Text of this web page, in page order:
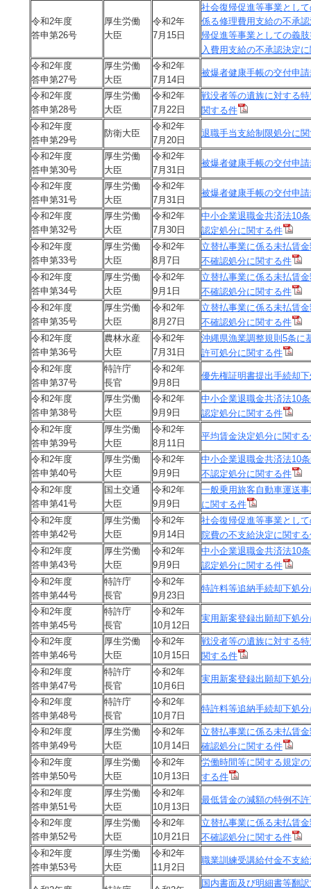
令和2年度
答申第26号
厚生労働
大臣
令和2年
7月15日
社会復帰促進等事業とし
係る修理費用支給の不承
帰促進等事業としての義
入費用支給の不承認決定
令和2年度
答申第27号
厚生労働
大臣
令和2年
7月14日
被爆者健康手帳の交付申
令和2年度
答申第28号
厚生労働
大臣
令和2年
7月22日
戦没者等の遺族に対する
関する件
令和2年度
答申第29号
防衛大臣
令和2年
7月20日
退職手当支給制限処分に
令和2年度
答申第30号
厚生労働
大臣
令和2年
7月31日
被爆者健康手帳の交付申
令和2年度
答申第31号
厚生労働
大臣
令和2年
7月31日
被爆者健康手帳の交付申
令和2年度
答申第32号
厚生労働
大臣
令和2年
7月30日
中小企業退職金共済法10
認定処分に関する件
令和2年度
答申第33号
厚生労働
大臣
令和2年
8月7日
立替払事業に係る未払賃
不確認処分に関する件
令和2年度
答申第34号
厚生労働
大臣
令和2年
9月1日
立替払事業に係る未払賃
不確認処分に関する件
令和2年度
答申第35号
厚生労働
大臣
令和2年
8月27日
立替払事業に係る未払賃
不確認処分に関する件
令和2年度
答申第36号
農林水産
大臣
令和2年
7月31日
沖縄県漁業調整規則5条に
許可処分に関する件
令和2年度
答申第37号
特許庁
長官
令和2年
9月8日
優先権証明書提出手続却
令和2年度
答申第38号
厚生労働
大臣
令和2年
9月9日
中小企業退職金共済法10
認定処分に関する件
令和2年度
答申第39号
厚生労働
大臣
令和2年
8月11日
平均賃金決定処分に関す
令和2年度
答申第40号
厚生労働
大臣
令和2年
9月9日
中小企業退職金共済法10
不認定処分に関する件
令和2年度
答申第41号
国土交通
大臣
令和2年
9月9日
一般乗用旅客自動車運送
に関する件
令和2年度
答申第42号
厚生労働
大臣
令和2年
9月14日
社会復帰促進等事業とし
院費の不支給決定に関す
令和2年度
答申第43号
厚生労働
大臣
令和2年
9月9日
中小企業退職金共済法10
認定処分に関する件
令和2年度
答申第44号
特許庁
長官
令和2年
9月23日
特許料等追納手続却下処
令和2年度
答申第45号
特許庁
長官
令和2年
10月12日
実用新案登録出願却下処
令和2年度
答申第46号
厚生労働
大臣
令和2年
10月15日
戦没者等の遺族に対する
関する件
令和2年度
答申第47号
特許庁
長官
令和2年
10月6日
実用新案登録出願却下処
令和2年度
答申第48号
特許庁
長官
令和2年
10月7日
特許料等追納手続却下処
令和2年度
答申第49号
厚生労働
大臣
令和2年
10月14日
立替払事業に係る未払賃
確認処分に関する件
令和2年度
答申第50号
厚生労働
大臣
令和2年
10月13日
労働時間等に関する規定
する件
令和2年度
答申第51号
厚生労働
大臣
令和2年
10月13日
最低賃金の減額の特例不
令和2年度
答申第52号
厚生労働
大臣
令和2年
10月21日
立替払事業に係る未払賃
不確認処分に関する件
令和2年度
答申第53号
厚生労働
大臣
令和2年
11月2日
職業訓練受講給付金不支
国内書面及び明細書等翻